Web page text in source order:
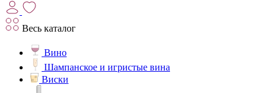
Весь каталог
Вино
Шампанское и игристые вина
Виски